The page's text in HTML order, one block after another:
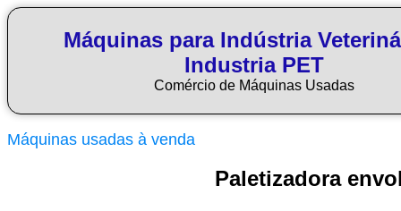
Máquinas para Indústria
Industria PET
Comércio de Máquinas Usadas
Máquinas usadas à venda
Paletizadora